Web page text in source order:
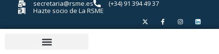
secretaria@rsme.es
(+34) 91 394 49 37
Hazte socio de La RSME